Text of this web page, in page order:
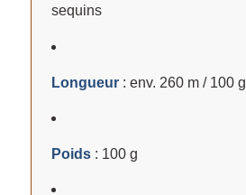
sequins
Longueur: env. 260 m / 100 g
Poids: 100 g